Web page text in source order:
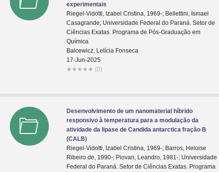
experimentais
Riegel-Vidotti, Izabel Cristina, 1969-; Bellettini, Ismael
Casagrande; Universidade Federal do Paraná. Setor de
Ciências Exatas. Programa de Pós-Graduação em
Química
Balcewicz, Letícia Fonseca
17-Jun-2025
★ ★ ★ ★ ★ (0)
Desenvolvimento de um nanomaterial híbrido
responsivo à temperatura para a modulação da
atividade da lipase de Candida antarctica fração B
(CALB)
Riegel-Vidotti, Izabel Cristina, 1969-; Barros, Heloise
Ribeiro de, 1990-; Piovan, Leandro, 1981-; Universidade
Federal do Paraná. Setor de Ciências Exatas. Programa